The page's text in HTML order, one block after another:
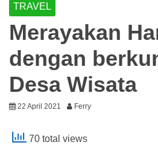
TRAVEL
Merayakan
dengan
Desa Wisata
22 April 2021 Ferry
70 total views